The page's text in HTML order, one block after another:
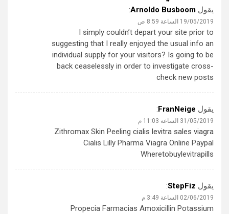
يقول Arnoldo Busboom
:
19/05/2019 الساعة 8:59 ص
I simply couldn’t depart your site prior to
suggesting that I really enjoyed the usual info an
individual supply for your visitors? Is going to be
back ceaselessly in order to investigate cross-
check new posts
يقول FranNeige
:
31/05/2019 الساعة 11:03 م
Zithromax Skin Peeling cialis levitra sales viagra
Cialis Lilly Pharma Viagra Online Paypal
Wheretobuylevitrapills
يقول StepFiz
:
02/06/2019 الساعة 3:49 م
Propecia Farmacias Amoxicillin Potassium